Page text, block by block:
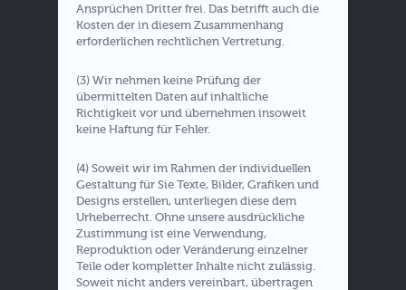
Ansprüchen Dritter frei. Das betrifft auch die
Kosten der in diesem Zusammenhang
erforderlichen rechtlichen Vertretung.
(3) Wir nehmen keine Prüfung der
übermittelten Daten auf inhaltliche
Richtigkeit vor und übernehmen insoweit
keine Haftung für Fehler.
(4) Soweit wir im Rahmen der individuellen
Gestaltung für Sie Texte, Bilder, Grafiken und
Designs erstellen, unterliegen diese dem
Urheberrecht. Ohne unsere ausdrückliche
Zustimmung ist eine Verwendung,
Reproduktion oder Veränderung einzelner
Teile oder kompletter Inhalte nicht zulässig.
Soweit nicht anders vereinbart, übertragen